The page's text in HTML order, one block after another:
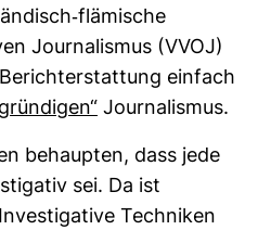
​flä­mi­sche
Jour­na­lismus (VVOJ)
ein­fach
Jour­na­lismus.
behaupten, dass jede
sei. Da ist
Tech­niken